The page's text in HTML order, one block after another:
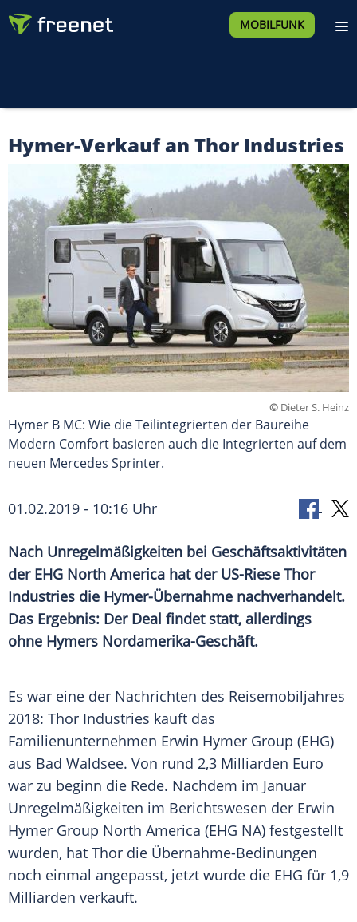
MOBILFUNK
Hymer-Verkauf an Thor Industries
© Dieter S. Heinz
Hymer B MC: Wie die Teilintegrierten der Baureihe
Modern Comfort basieren auch die Integrierten auf dem
neuen Mercedes Sprinter.
01.02.2019 - 10:16 Uhr
Nach Unregelmäßigkeiten bei Geschäftsaktivitäten
der EHG North America hat der US-Riese Thor
Industries die Hymer-Übernahme nachverhandelt.
Das Ergebnis: Der Deal findet statt, allerdings
ohne Hymers Nordamerika-Geschäft.
Es war eine der Nachrichten des Reisemobiljahres
2018: Thor Industries kauft das
Familienunternehmen Erwin Hymer Group (EHG)
aus Bad Waldsee. Von rund 2,3 Milliarden Euro
war zu beginn die Rede. Nachdem im Januar
Unregelmäßigkeiten im Berichtswesen der Erwin
Hymer Group North America (EHG NA) festgestellt
wurden, hat Thor die Übernahme-Bedinungen
noch einmal angepasst, jetzt wurde die EHG für 1,9
Milliarden verkauft.